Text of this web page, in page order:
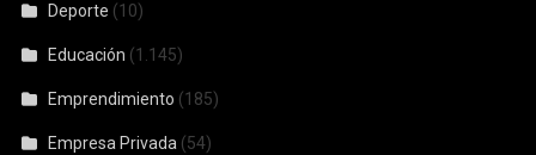
Deporte (10)
Educación (1.145)
Emprendimiento (185)
Empresa Privada (54)